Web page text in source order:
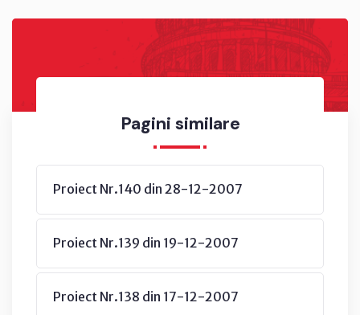
Pagini similare
Proiect Nr.140 din 28-12-2007
Proiect Nr.139 din 19-12-2007
Proiect Nr.138 din 17-12-2007